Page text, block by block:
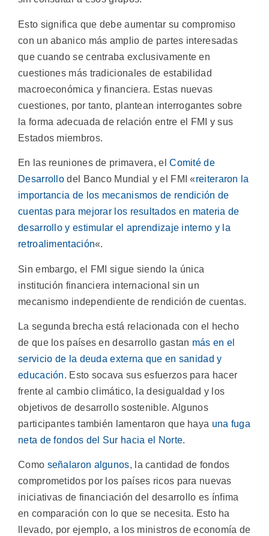
Esto significa que debe aumentar su compromiso
con un abanico más amplio de partes interesadas
que cuando se centraba exclusivamente en
cuestiones más tradicionales de estabilidad
macroeconómica y financiera. Estas nuevas
cuestiones, por tanto, plantean interrogantes sobre
la forma adecuada de relación entre el FMI y sus
Estados miembros.
En las reuniones de primavera, elComité de
Desarrollo del Banco Mundial y el FMI «reiteraron la
importancia de los mecanismos de rendición de
cuentas para mejorar los resultados en materia de
desarrollo y estimular el aprendizaje interno y la
retroalimentación«.
Sin embargo, el FMI sigue siendo la única
institución financiera internacional sin un
mecanismo independiente de rendición de cuentas.
La segunda brecha está relacionada con el hecho
de que los países en desarrollo gastan más en el
servicio de la deuda externa que en sanidad y
educación. Esto socava sus esfuerzos para hacer
frente al cambio climático, la desigualdad y los
objetivos de desarrollo sostenible. Algunos
participantes también lamentaron que haya una fuga
neta de fondos del Sur hacia el Norte.
Como señalaron algunos, la cantidad de fondos
comprometidos por los países ricos para nuevas
iniciativas de financiación del desarrollo es ínfima
en comparación con lo que se necesita. Esto ha
llevado, por ejemplo, a los ministros de economía de